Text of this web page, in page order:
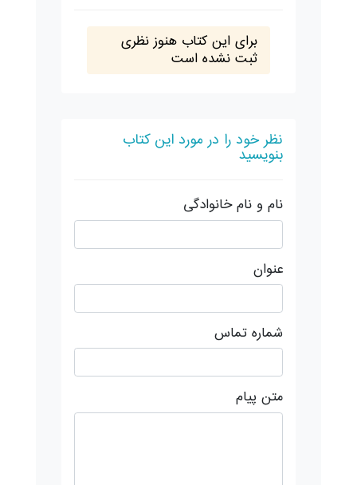
برای این کتاب هنوز نظری
ثبت نشده است
نظر خود را در مورد این کتاب
بنویسید
نام و نام خانوادگی
عنوان
شماره تماس
متن پیام